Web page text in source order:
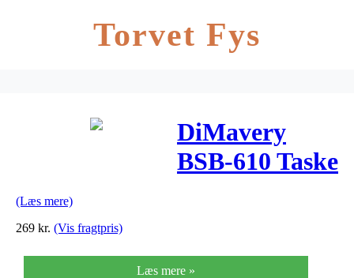
Torvet Fys
DiMavery
BSB-610 Taske
(Læs mere)
269 kr. (Vis fragtpris)
Læs mere »